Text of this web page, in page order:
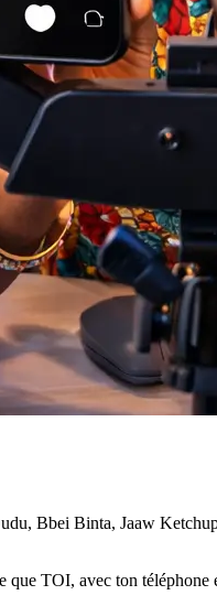
Bbei Binta, Jaaw
TOI, avec ton téléphone